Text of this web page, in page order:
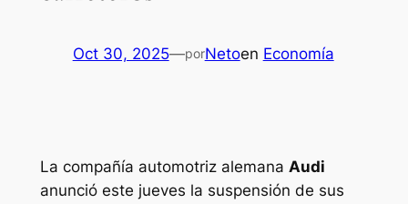
Oct 30, 2025—porNetoen Economía
La compañía automotriz alemana Audi
anunció este jueves la suspensión de sus